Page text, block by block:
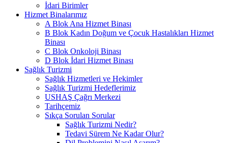
İdari Birimler
Hizmet Binalarımız
A Blok Ana Hizmet Binası
B Blok Kadın Doğum ve Çocuk Hastalıkları Hizmet
Binası
C Blok Onkoloji Binası
D Blok İdari Hizmet Binası
Sağlık Turizmi
Sağlık Hizmetleri ve Hekimler
Sağlık Turizmi Hedeflerimiz
USHAŞ Çağrı Merkezi
Tarihçemiz
Sıkça Sorulan Sorular
Sağlık Turizmi Nedir?
Tedavi Sürem Ne Kadar Olur?